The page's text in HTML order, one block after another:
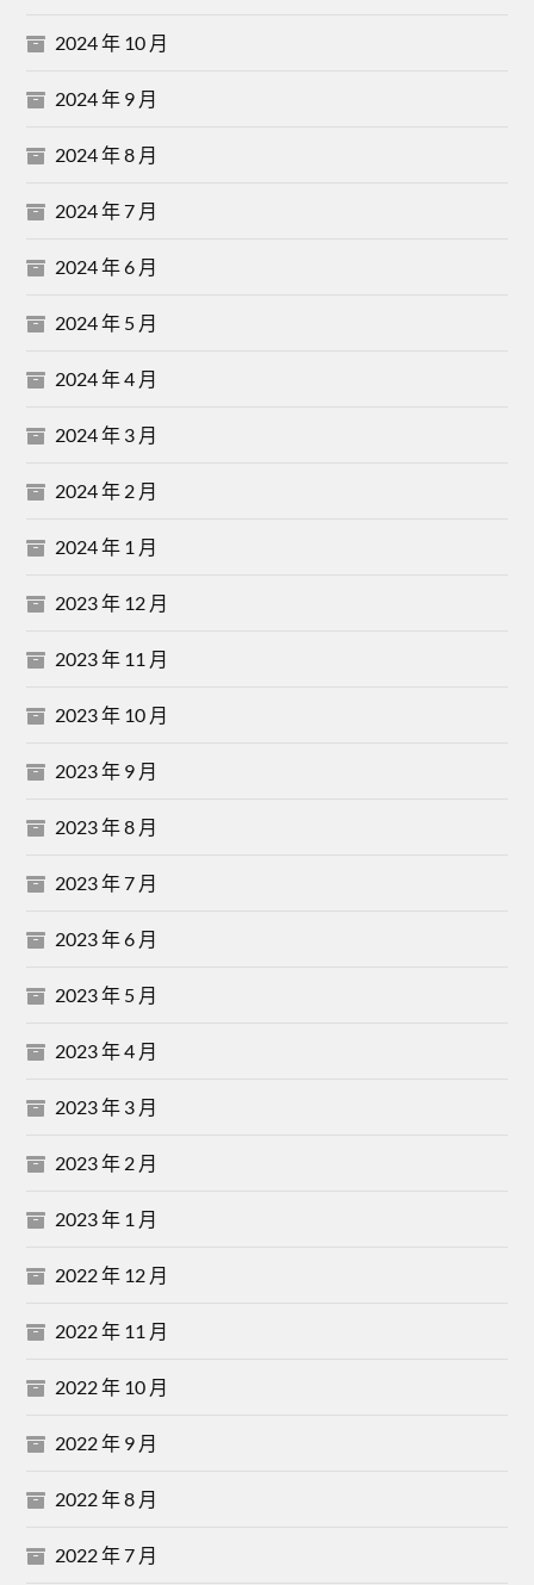
2024 年 10 月
2024 年 9 月
2024 年 8 月
2024 年 7 月
2024 年 6 月
2024 年 5 月
2024 年 4 月
2024 年 3 月
2024 年 2 月
2024 年 1 月
2023 年 12 月
2023 年 11 月
2023 年 10 月
2023 年 9 月
2023 年 8 月
2023 年 7 月
2023 年 6 月
2023 年 5 月
2023 年 4 月
2023 年 3 月
2023 年 2 月
2023 年 1 月
2022 年 12 月
2022 年 11 月
2022 年 10 月
2022 年 9 月
2022 年 8 月
2022 年 7 月